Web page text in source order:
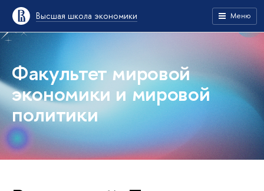
Высшая школа экономики Меню
Факультет мировой
экономики и мировой
политики